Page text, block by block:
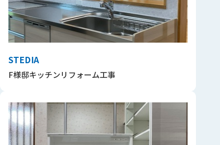
STEDIA
F様邸キッチンリフォーム工事